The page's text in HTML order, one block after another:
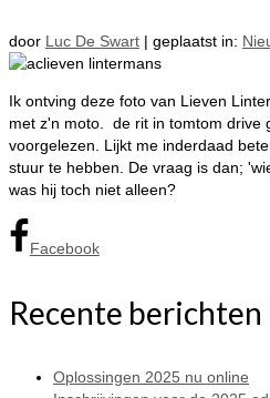
door Luc De Swart | geplaatst in:
Ik ontving deze foto van Lieven
met z'n moto. de rit in tomtom drive
voorgelezen. Lijkt me inderdaad
stuur te hebben. De vraag is dan;
was hij toch niet alleen?
Facebook
Recente berichten
Oplossingen 2025 nu online